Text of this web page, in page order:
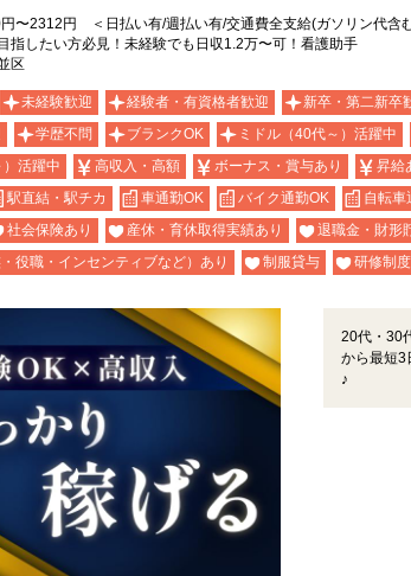
〜2312円 ＜日払い有/週払い有/交通費全支給(ガソリン代含
指したい方必見！未経験でも日収1.2万〜可！看護助手
区
未経験歓迎 経験者・有資格者歓迎 新卒・第二新卒
学歴不問 ブランクOK ミドル（40代～）活躍中
活躍中
高収入・高額 ボーナス・賞与あり 昇給
駅直結・駅チカ 車通勤OK バイク通勤OK 自転車
社会保険あり 産休・育休取得実績あり
退職金・財形
役職・インセンティブなど）あり
制服貸与 研修制
20代・30
から最短3
♪